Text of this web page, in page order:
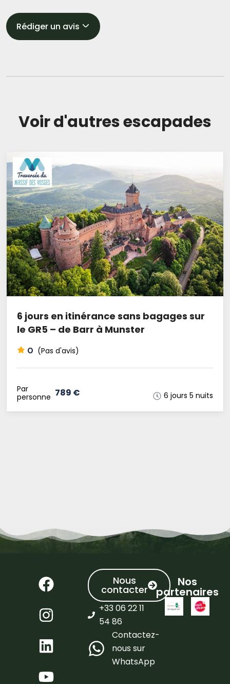
Rédiger un avis
Voir d'autres escapades
6 jours en itinérance sans bagages sur
le GR5 – de Barr à Munster
0 (Pas d'avis)
Par
personne 789 € 6 jours 5 nuits
Nous
contacter
+33 06 22 11
54 86
Contactez-
nous sur
WhatsApp
Nos
partenaires